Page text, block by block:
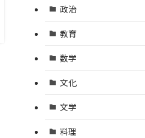
政治
教育
数学
文化
文学
料理